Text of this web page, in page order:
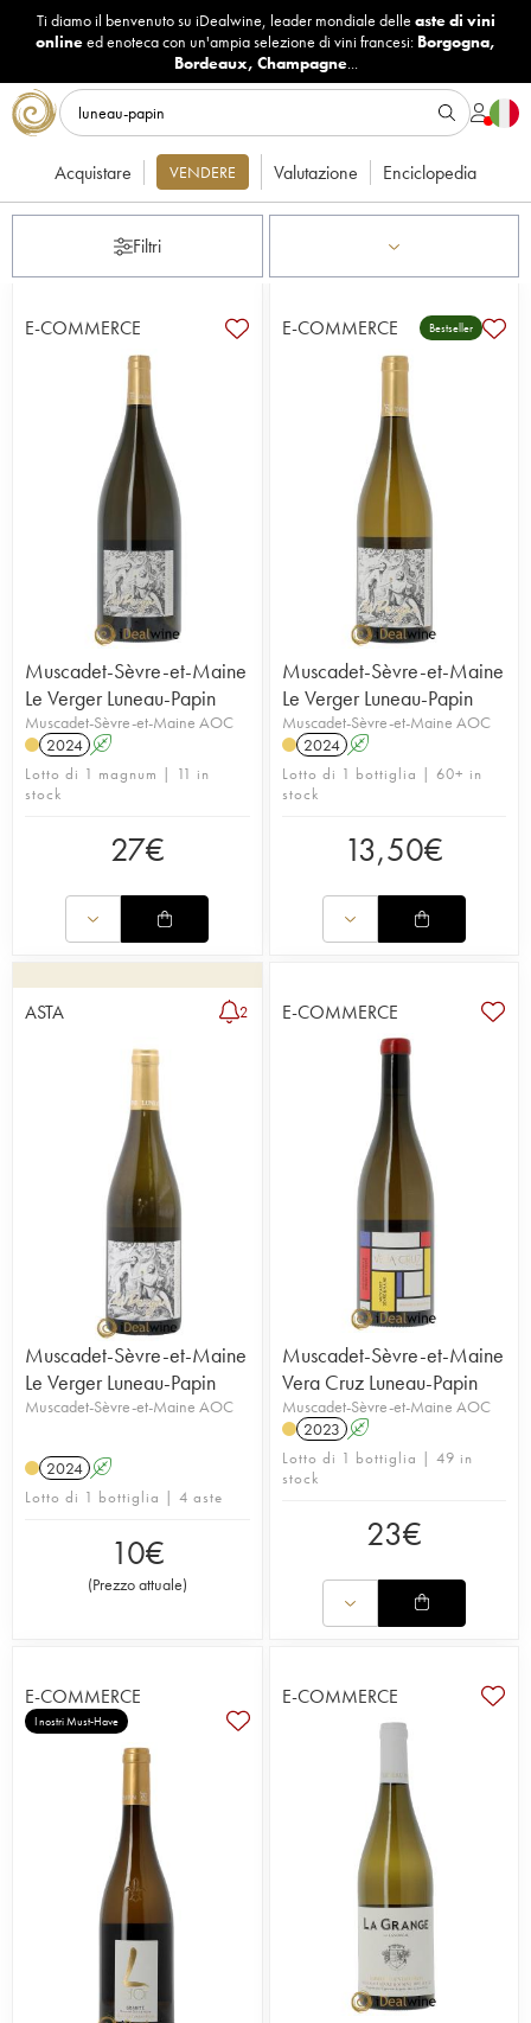
Ti diamo il benvenuto su iDealwine, leader mondiale delle aste di vini
onlineed enoteca con un'ampia selezione di vini francesi: Borgogna,
Bordeaux, Champagne...
Acquistare VENDERE Valutazione Enciclopedia
Filtri
E-COMMERCE
Muscadet-Sèvre-et-Maine
Le Verger Luneau-Papin
Muscadet-Sèvre-et-Maine AOC
2024 A
Lotto di 1 magnum | 11 in
stock
27€
E-COMMERCE Bestseller
Muscadet-Sèvre-et-Maine
Le Verger Luneau-Papin
Muscadet-Sèvre-et-Maine AOC
2024 A
Lotto di 1 bottiglia | 60+ in
stock
13,50€
ASTA 2
Muscadet-Sèvre-et-Maine
Le Verger Luneau-Papin
Muscadet-Sèvre-et-Maine AOC
2024 A
Lotto di 1 bottiglia | 4 aste
10€
(Prezzo attuale)
E-COMMERCE
Muscadet-Sèvre-et-Maine
Vera Cruz Luneau-Papin
Muscadet-Sèvre-et-Maine AOC
2023 A
Lotto di 1 bottiglia | 49 in
stock
23€
E-COMMERCE
I nostri Must-Have
E-COMMERCE